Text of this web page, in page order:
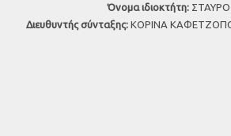
Όνομα ιδιοκτήτη:
Διευθυντής σύνταξης: ΚΟΡΙΝΑ